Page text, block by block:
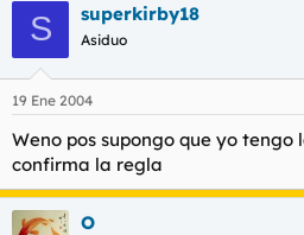
S superkirby18
Asiduo
19 Ene 2004
Weno pos supongo que yo tengo
confirma la regla
O